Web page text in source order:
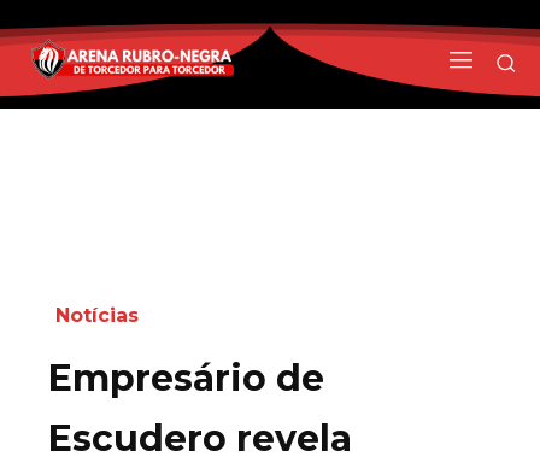
Notícias
Empresário de
Escudero revela